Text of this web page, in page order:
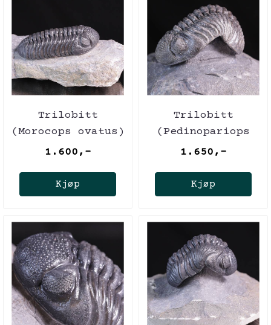
Trilobitt
(Morocops ovatus)
1.600,-
Kjøp
Trilobitt
(Pedinopariops
vagabundus)
1.650,-
Kjøp